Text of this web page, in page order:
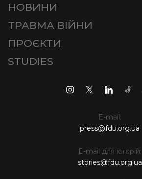
НОВИНИ
ТРАВМА ВІЙНИ
ПРОЄКТИ
STUDIES
E-mail:
press@fdu.org.ua
E-mail для історій:
stories@fdu.org.ua